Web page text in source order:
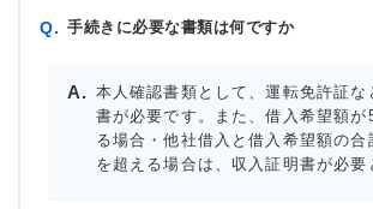
Q. 手続きに必要な書類は何ですか
本人確認書類として、運転免許証な
書が必要です。また、借入希望額が
る場合・他社借入と借入希望額の合
を超える場合は、収入証明書が必要